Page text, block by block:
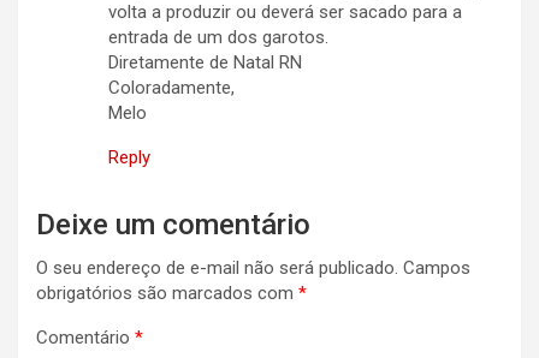
volta a produzir ou deverá ser sacado para a
entrada de um dos garotos.
Diretamente de Natal RN
Coloradamente,
Melo
Reply
Deixe um comentário
O seu endereço de e-mail não será publicado. Campos
obrigatórios são marcados com *
Comentário *